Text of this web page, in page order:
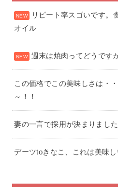
リピート率スゴいです。
オイル
週末は焼肉ってどうです
この価格でこの美味しさは・
～！！
妻の一言で採用が決まりました
デーツtoきなこ、これは美味し